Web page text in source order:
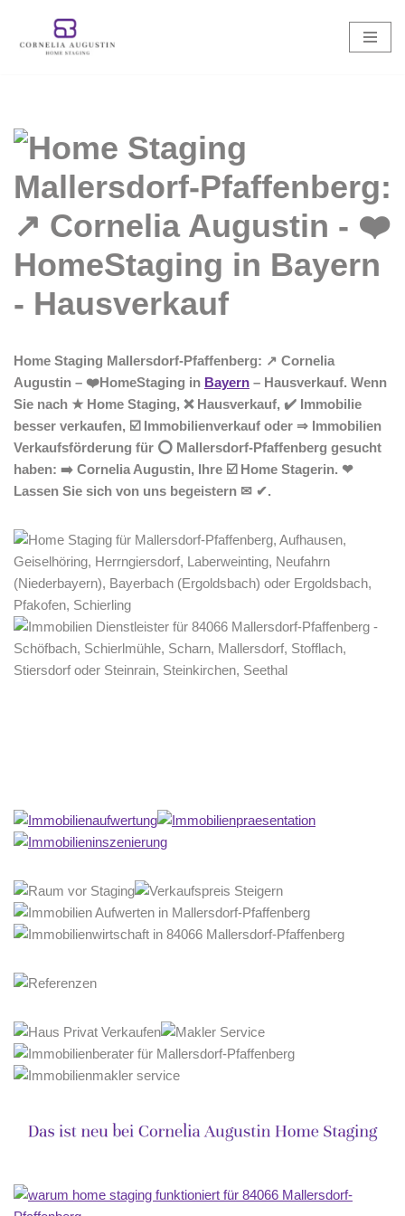
Zum
Home Staging Mallersdorf-Pfaffenberg: ↗️ Cornelia
Augustin – ❤️HomeStaging in Bayern – Hausverkauf. Wenn
Sie nach ★ Home Staging, ❌ Hausverkauf, ✔️ Immobilie
besser verkaufen, ☑️ Immobilienverkauf oder ⇒ Immobilien
Verkaufsförderung für ⭕ Mallersdorf-Pfaffenberg gesucht
haben: ➡️ Cornelia Augustin, Ihre ☑️ Home Stagerin. ❤
Lassen Sie sich von uns begeistern ✉ ✔.